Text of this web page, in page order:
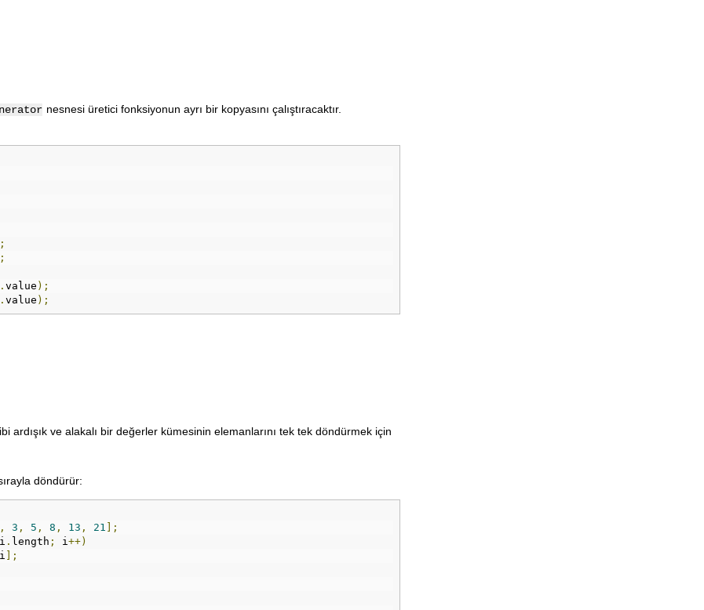
nesnesi üretici fonksiyonun ayrı bir kopyasını çalıştıracaktır.
value );
value );
ardışık ve alakalı bir değerler kümesinin elemanlarını tek tek döndürmek için
döndürür:
, 3 , 5 , 8 , 13 , 21 ];
. length ; i++)
i ];